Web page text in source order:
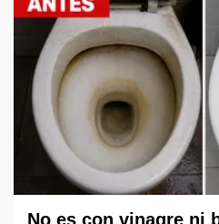
No es con vinagre ni